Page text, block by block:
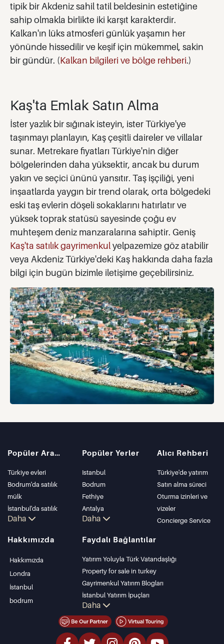
tipik bir Akdeniz sahil tatil beldesinin estetiğine
sahip olmakla birlikte iki karşıt karakterdir.
Kalkan'ın lüks atmosferi günlük yaşamın her
yönünde hissedilir ve keşif için mükemmel, sakin
bir gündür. (Kalkan bilgileri ve bölge rehberi.)
Kaş'ta Emlak Satın Alma
İster yazlık bir sığınak isteyin, ister Türkiye'ye
taşınmayı planlayın, Kaş çeşitli daireler ve villalar
sunar. Metrekare fiyatları Türkiye'nin diğer
bölgelerinden daha yüksektir, ancak bu durum
yakın ve seçici ününü yansıtır. Taş işçiliği, yeni
inşaatlarda yaygın bir trend olarak, orta bölgedeki
eski taş evlerin döşeli sokaklarını hatırlatır ve
yüksek toprak statüsü sayesinde çoğu ev
muhteşem deniz manzaralarına sahiptir. Geniş
Kaş'ta satılık gayrimenkulyelpazemize göz atabilir
veya Akdeniz Türkiye'deki Kaş hakkında daha fazla
bilgi için bugün bizimle iletişime geçebilirsiniz.
Popüler Aramalar
Türkiye evleri
Bodrum'da satılık
mülk
İstanbul'da satılık
daire
Bodrum Villası
Antalya'da satılık
Daha
Popüler Yerler
Istanbul
Bodrum
Fethiye
Antalya
Kalkan
Kas
Bursa
Gocek
Side
Kemer
Dalyan
Izmir
Belek
Daha
Alıcı Rehberi
Türkiye'de yatırım
Satın alma süreci
Oturma izinleri ve
vizeler
Concierge Service
Hakkımızda
Hakkımızda
Londra
İstanbul
bodrum
Faydalı Bağlantılar
Yatırım Yoluyla Türk Vatandaşlığı
Property for sale in turkey
Gayrimenkul Yatırım Blogları
İstanbul Yatırım İpuçları
PropertyTurkey TV
İstanbul Yatırım Gayrimenkulleri
Mülkünüzü Satmak
Daha